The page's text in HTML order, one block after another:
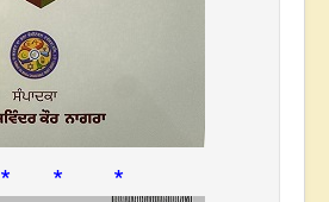
* * *